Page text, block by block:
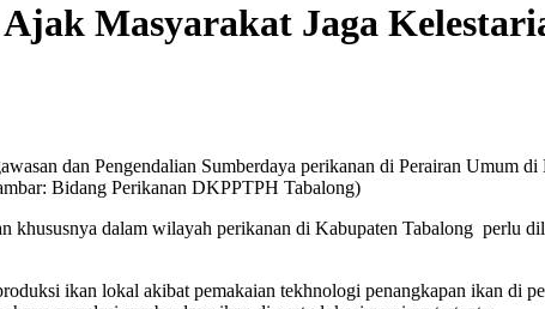
Masyarakat Jaga
dan Pengendalian Sumberdaya perikanan di Perairan Umum
Bidang Perikanan DKPPTPH Tabalong)
khususnya dalam wilayah perikanan di Kabupaten Tabalong perlu
ikan lokal akibat pemakaian tekhnologi penangkapan ikan di